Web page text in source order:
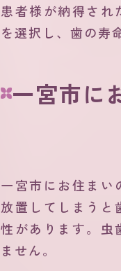
患者様が納得され
を選択し、歯の寿
一宮市に
一宮市にお住まい
放置してしまうと
性があります。虫
ません。